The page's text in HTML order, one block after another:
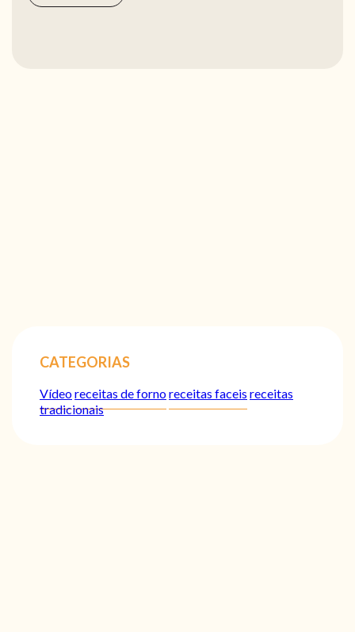
CATEGORIAS
Vídeoreceitas de fornoreceitas faceis receitas
tradicionais